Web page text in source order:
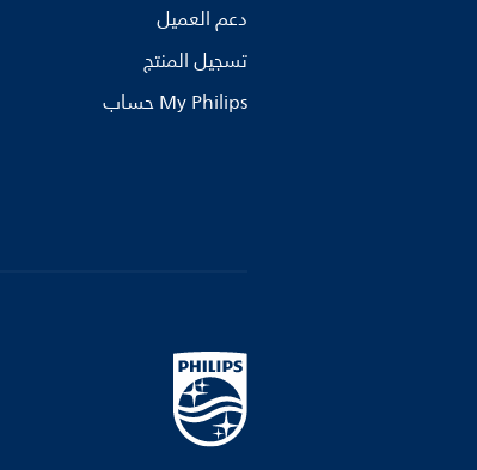
دعم العميل
تسجيل المنتج
My Philips حساب